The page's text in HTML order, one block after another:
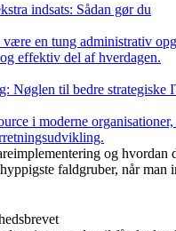
indsats: Sådan gør du
en tung administrativ
effektiv del af hverdagen.
Nøglen til bedre strategiske
i moderne
og hvordan
faldgruber, når